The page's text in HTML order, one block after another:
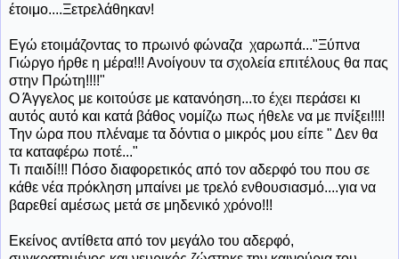
έτοιμο....Ξετρελάθηκαν!
Εγώ ετοιμάζοντας το πρωινό φώναζα χαρωπά..."Ξύπνα
Γιώργο ήρθε η μέρα!!! Ανοίγουν τα σχολεία επιτέλους θα πας
στην Πρώτη!!!!"
Ο Άγγελος με κοιτούσε με κατανόηση...το έχει περάσει κι
αυτός αυτό και κατά βάθος νομίζω πως ήθελε να με πνίξει!!!!
Την ώρα που πλέναμε τα δόντια ο μικρός μου είπε " Δεν θα
τα καταφέρω ποτέ..."
Τι παιδί!!! Πόσο διαφορετικός από τον αδερφό του που σε
κάθε νέα πρόκληση μπαίνει με τρελό ενθουσιασμό....για να
βαρεθεί αμέσως μετά σε μηδενικό χρόνο!!!
Εκείνος αντίθετα από τον μεγάλο του αδερφό,